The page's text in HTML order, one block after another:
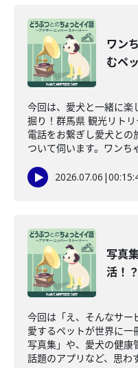
ワン
むペ
今回は、愛犬と一緒に楽
掘り！群馬県 観光リト
電話をお繋ぎし愛犬との
ついて伺います。ワンち
2026.07.06 |
写真
活！
今回は「え、そんなサー
愛するペットが世界に一
写真集」や、愛犬の健康
話題のアプリなど、思わ